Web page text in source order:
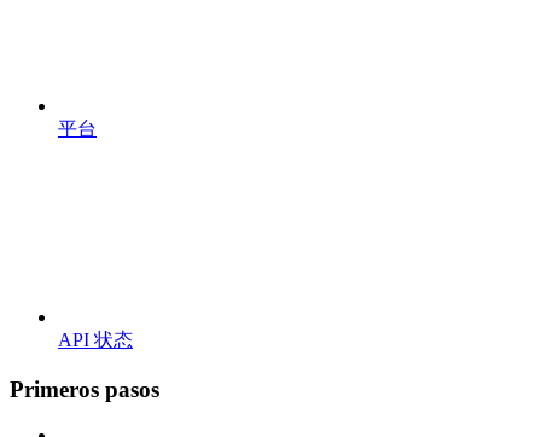
平台
API 状态
Primeros pasos